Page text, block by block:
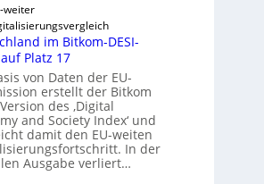
i
e
r
t
i
g
i
t
s
e
r
ö
f
f
weiter
im Bitkom-DESI-
Platz 17
von Daten der EU-
erstellt der Bitkom
des ‚Digital
and Society Index‘ und
damit den EU-weiten
In der
Ausgabe verliert…